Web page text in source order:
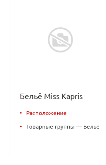
Бельё Miss Kapris
• Расположение
• Товарные группы — Белье